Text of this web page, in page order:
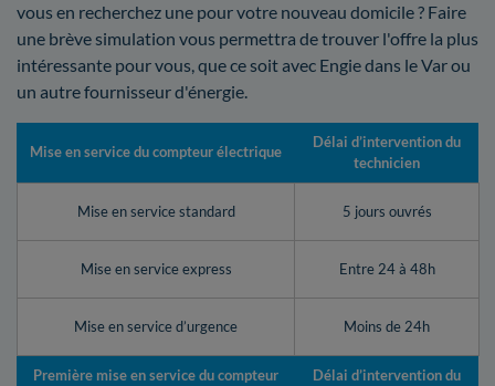
vous en recherchez une pour votre nouveau domicile ? Faire
une brève simulation vous permettra de trouver l'offre la plus
intéressante pour vous, que ce soit avec Engie dans le Var ou
un autre fournisseur d'énergie.
Mise en service du compteur électrique
Délai d’intervention du
technicien
Mise en service standard 5 jours ouvrés
Mise en service express Entre 24 à 48h
Mise en service d’urgence Moins de 24h
Première mise en service du compteur
Délai d’intervention du